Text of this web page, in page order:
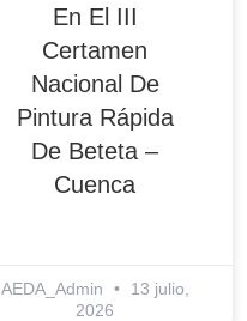
En El III
Certamen
Nacional De
Pintura Rápida
De Beteta –
Cuenca
AEDA_Admin
13 julio,
2026